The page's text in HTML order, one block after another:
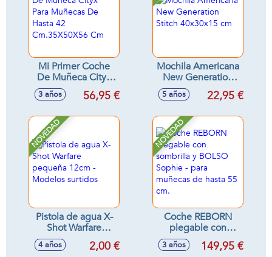
Mi Primer Coche
De Muñeca Cityx
Para Muñecas De
Hasta 42
3 años 56,95 €
Mochila Americana
New Generation
Stitch 40x30x15 cm
5 años 22,95 €
NOVEDAD
Pistola de agua X-
Shot Warfare
pequeña 12cm -
Modelos surtidos
4 años 2,00 €
NOVEDAD
Coche REBORN
plegable con
sombrilla y BOLSO
Sophie - para
3 años 149,95 €